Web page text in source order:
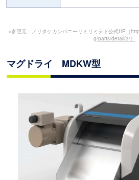
※参照元：ノリタケカンパニーリミリミテド公式HP （
g/parts/detail/3/）
マグドライ MDKW型